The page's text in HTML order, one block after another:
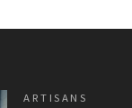
ARTISANS